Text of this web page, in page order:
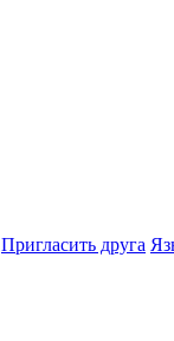
Пригласить друга